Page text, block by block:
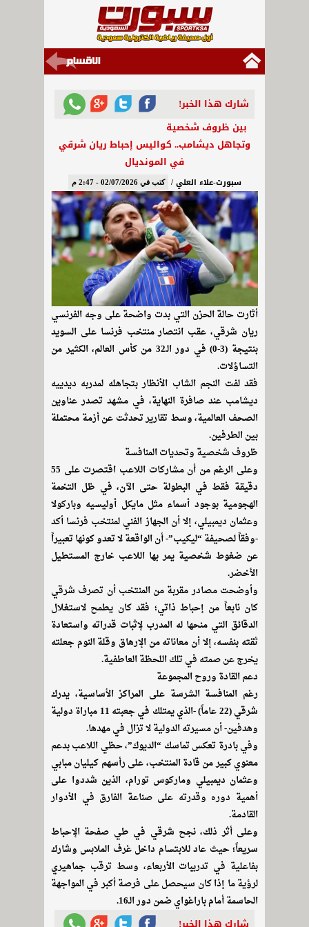
شارك هذا الخبر!
بين ظروف شخصية
وتجاهل ديشامب.. كواليس إحباط ريان شرقي
في المونديال
سبورت-علاء العلي / كتب في 02/07/2026 - 2:47 م
أثارت حالة الحزن التي بدت واضحة على وجه الفرنسي
ريان شرقي، عقب انتصار منتخب فرنسا على السويد
بنتيجة (3-0) في دور الـ32 من كأس العالم، الكثير من
التساؤلات.
فقد لفت النجم الشاب الأنظار بتجاهله لمدربه ديدييه
ديشامب عند صافرة النهاية، في مشهد تصدر عناوين
الصحف العالمية، وسط تقارير تحدثت عن أزمة محتملة
بين الطرفين.
ظروف شخصية وتحديات المنافسة
وعلى الرغم من أن مشاركات اللاعب اقتصرت على 55
دقيقة فقط في البطولة حتى الآن، في ظل التخمة
الهجومية بوجود أسماء مثل مايكل أوليسيه وباركولا
وعثمان ديمبيلي، إلا أن الجهاز الفني لمنتخب فرنسا أكد
-وفقاً لصحيفة “ليكيب”- أن الواقعة لا تعدو كونها تعبيراً
عن ضغوط شخصية يمر بها اللاعب خارج المستطيل
الأخضر.
وأوضحت مصادر مقربة من المنتخب أن تصرف شرقي
كان نابعاً من إحباط ذاتي؛ فقد كان يطمح لاستغلال
الدقائق التي منحها له المدرب لإثبات قدراته واستعادة
ثقته بنفسه، إلا أن معاناته من الإرهاق وقلة النوم جعلته
يخرج عن صمته في تلك اللحظة العاطفية.
دعم القادة وروح المجموعة
رغم المنافسة الشرسة على المراكز الأساسية، يدرك
شرقي (22 عاماً) -الذي يمتلك في جعبته 11 مباراة دولية
وهدفين- أن مسيرته الدولية لا تزال في مهدها.
وفي بادرة تعكس تماسك “الديوك”، حظي اللاعب بدعم
معنوي كبير من قادة المنتخب، على رأسهم كيليان مبابي
وعثمان ديمبيلي وماركوس تورام، الذين شددوا على
أهمية دوره وقدرته على صناعة الفارق في الأدوار
القادمة.
وعلى أثر ذلك، نجح شرقي في طي صفحة الإحباط
سريعاً؛ حيث عاد للابتسام داخل غرف الملابس وشارك
بفاعلية في تدريبات الأربعاء، وسط ترقب جماهيري
لرؤية ما إذا كان سيحصل على فرصة أكبر في المواجهة
الحاسمة أمام باراغواي ضمن دور الـ16.